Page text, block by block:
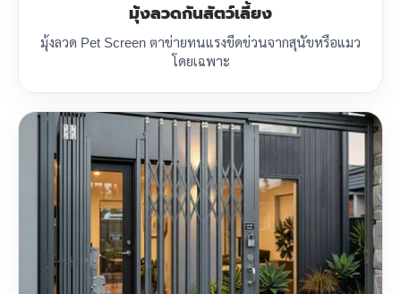
มุ้งลวดกันสัตว์เลี้ยง
มุ้งลวด Pet Screen ตาข่ายทนแรงขีดข่วนจากสุนัขหรือแมว
โดยเฉพาะ